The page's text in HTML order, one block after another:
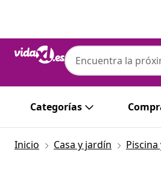
Categorías
Inicio Casa y jardín Piscina